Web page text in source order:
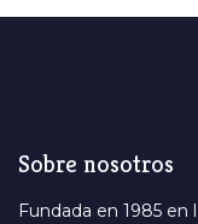
Sobre nosotros
Fundada en 1985